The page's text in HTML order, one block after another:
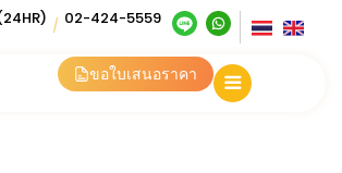
/ 02-424-5559
ขอใบเสนอราคา